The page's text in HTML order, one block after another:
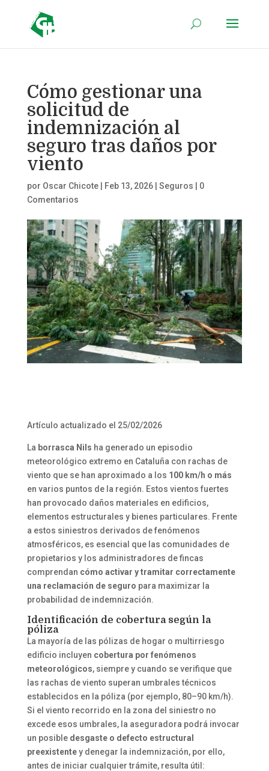
Cómo gestionar una
solicitud de
indemnización al
seguro tras daños por
viento
por Oscar Chicote| Feb 13, 2026| Seguros
0
Comentarios
Artículo actualizado el 25/02/2026
La borrasca Nils ha generado un episodio
meteorológico extremo en Cataluña con rachas de
viento que se han aproximado a los 100 km/h o más
en varios puntos de la región. Estos vientos fuertes
han provocado daños materiales en edificios,
elementos estructurales y bienes particulares. Frente
a estos siniestros derivados de fenómenos
atmosféricos, es esencial que las comunidades de
propietarios y los administradores de fincas
comprendan cómo activar y tramitar correctamente
una reclamación de seguro para maximizar la
probabilidad de indemnización.
Identificación de cobertura según la
póliza
La mayoría de las pólizas de hogar o multirriesgo
edificio incluyen cobertura por fenómenos
meteorológicos, siempre y cuando se verifique que
las rachas de viento superan umbrales técnicos
establecidos en la póliza (por ejemplo, 80–90 km/h).
Si el viento recorrido en la zona del siniestro no
excede esos umbrales, la aseguradora podrá invocar
un posible desgaste o defecto estructural
preexistentey denegar la indemnización, por ello,
antes de iniciar cualquier trámite, resulta útil: